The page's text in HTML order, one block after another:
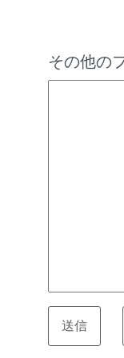
その他の